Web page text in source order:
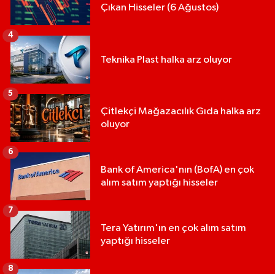
Çıkan Hisseler (6 Ağustos)
Teknika Plast halka arz oluyor
4
Çitlekçi Mağazacılık Gıda halka arz
oluyor
5
Bank of America'nın (BofA) en çok
alım satım yaptığı hisseler
6
Tera Yatırım'ın en çok alım satım
yaptığı hisseler
7
8